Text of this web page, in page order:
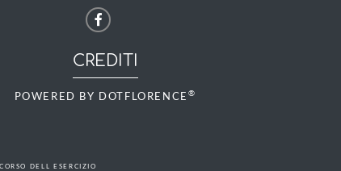
CREDITI
POWERED BY DOTFLORENCE ®
DELL ESERCIZIO